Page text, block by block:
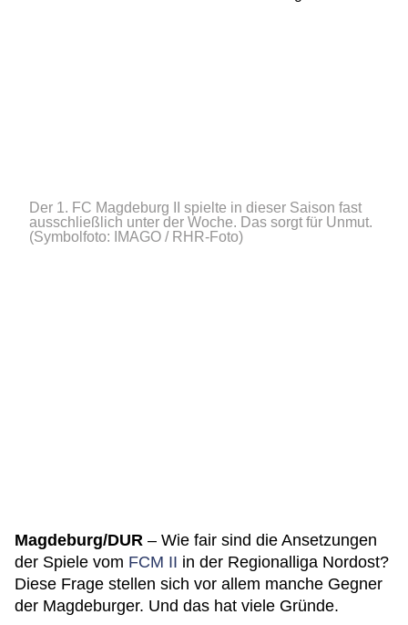
Der 1. FC Magdeburg II spielte in dieser Saison fast
ausschließlich unter der Woche. Das sorgt für Unmut.
(Symbolfoto: IMAGO / RHR-Foto)
Magdeburg/DUR – Wie fair sind die Ansetzungen
der Spiele vom FCM II in der Regionalliga Nordost?
Diese Frage stellen sich vor allem manche Gegner
der Magdeburger. Und das hat viele Gründe.